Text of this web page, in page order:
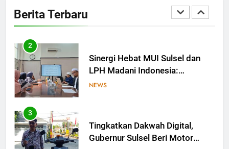
Berita Terbaru
Ingin Buktikan Toleransi Lewat
2
Sinergi Hebat MUI Sulsel dan
LPH Madani Indonesia:
Percepat Sertifikasi Halal, 4
NEWS
3
Tingkatkan Dakwah Digital,
Gubernur Sulsel Beri Motor